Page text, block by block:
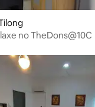
no TheDons@10C